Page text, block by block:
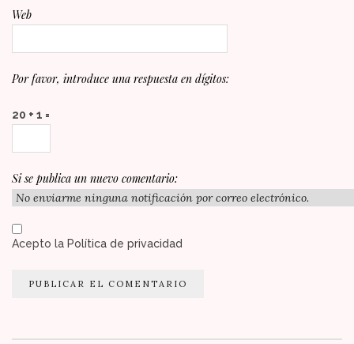
Web
Por favor, introduce una respuesta en dígitos:
20 + 1 =
Si se publica un nuevo comentario:
Acepto la Política de privacidad